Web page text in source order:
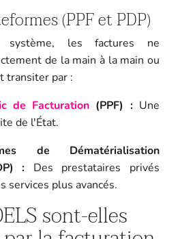
(PPF et PDP)
système, les factures ne
de la main à la main ou
transiter par :
de Facturation (PPF) :Une
de l'État.
de Dématérialisation
: Des prestataires privés
services plus avancés.
sont-elles